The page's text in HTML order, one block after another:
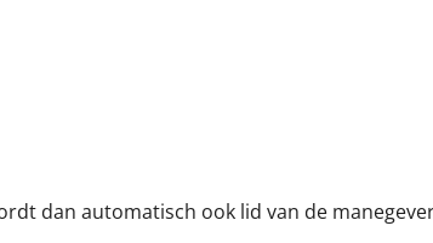
dan automatisch ook lid van de